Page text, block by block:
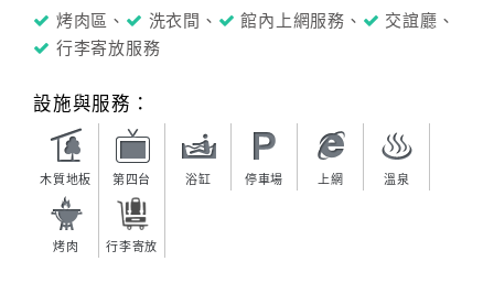
烤肉區、 洗衣間、 館內上網服務、
交誼廳、
行李寄放服務
設施與服務：
木質地板 第四台 浴缸 停車場 上網 溫泉
烤肉 行李寄放